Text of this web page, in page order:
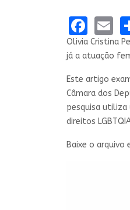
Olivia Cristina
já a atuação
Este artigo
Câmara dos
pesquisa utiliza
direitos
Baixe o arquivo